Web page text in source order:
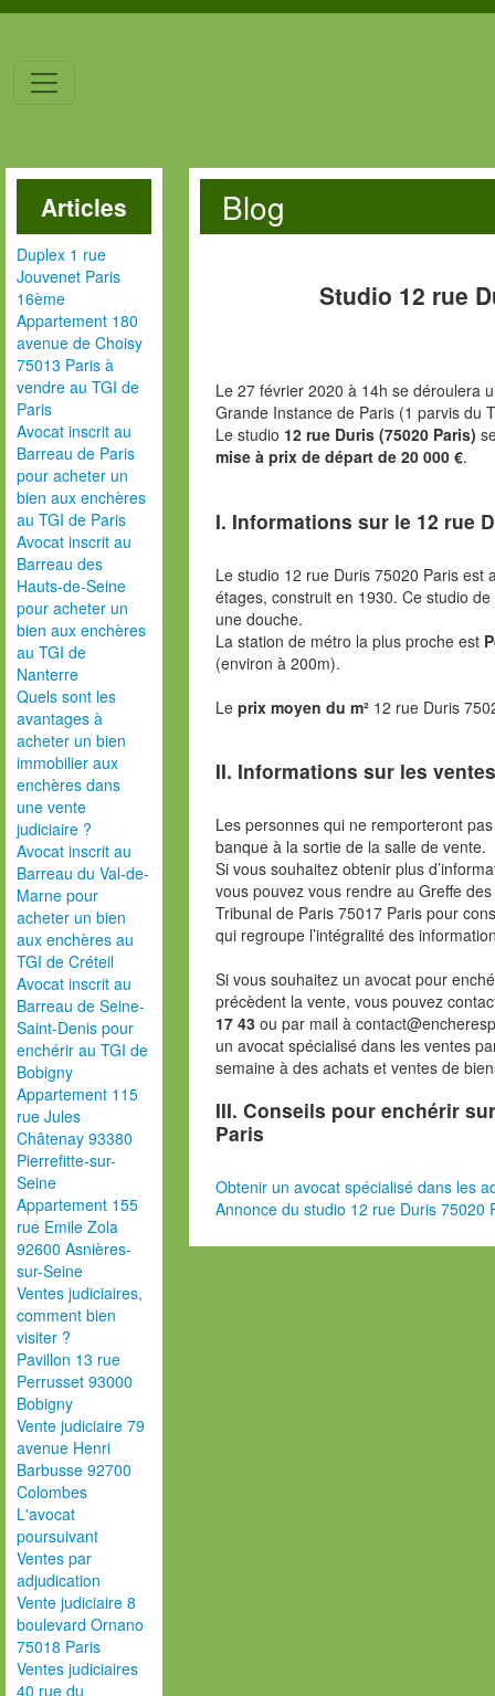
Articles
Duplex 1 rue
Jouvenet Paris
16ème
Appartement 180
avenue de Choisy
75013 Paris à
vendre au TGI de
Paris
Avocat inscrit au
Barreau de Paris
pour acheter un
bien aux enchères
au TGI de Paris
Avocat inscrit au
Barreau des
Hauts-de-Seine
pour acheter un
bien aux enchères
au TGI de
Nanterre
Quels sont les
avantages à
acheter un bien
immobilier aux
enchères dans
une vente
judiciaire ?
Avocat inscrit au
Barreau du Val-de-
Marne pour
acheter un bien
aux enchères au
TGI de Créteil
Avocat inscrit au
Barreau de Seine-
Saint-Denis pour
enchérir au TGI de
Bobigny
Appartement 115
rue Jules
Châtenay 93380
Pierrefitte-sur-
Seine
Appartement 155
rue Emile Zola
92600 Asnières-
sur-Seine
Ventes judiciaires,
comment bien
visiter ?
Pavillon 13 rue
Perrusset 93000
Bobigny
Vente judiciaire 79
avenue Henri
Barbusse 92700
Colombes
L'avocat
poursuivant
Ventes par
adjudication
Vente judiciaire 8
boulevard Ornano
75018 Paris
Ventes judiciaires
40 rue du
Blog
Studio 12 rue
Le 27 février 2020 à 14h se déroulera
Grande Instance de Paris (1 parvis du
Le studio 12 rue Duris (75020 Paris)
mise à prix de départ de 20 000 €.
I. Informations sur le 12 rue
Le studio 12 rue Duris 75020 Paris est
étages, construit en 1930. Ce studio de
une douche.
La station de métro la plus proche est
(environ à 200m).
Le prix moyen du m² 12 rue Duris
II. Informations sur les
Les personnes qui ne remporteront
banque à la sortie de la salle de vente.
Si vous souhaitez obtenir plus
vous pouvez vous rendre au Greffe
Tribunal de Paris 75017 Paris pour
qui regroupe l’intégralité des
Si vous souhaitez un avocat pour
précèdent la vente, vous pouvez
17 43 ou par mail à
un avocat spécialisé dans les ventes
semaine à des achats et ventes de
III. Conseils pour enchérir
Paris
Obtenir un avocat spécialisé dans les
Annonce du studio 12 rue Duris 75020